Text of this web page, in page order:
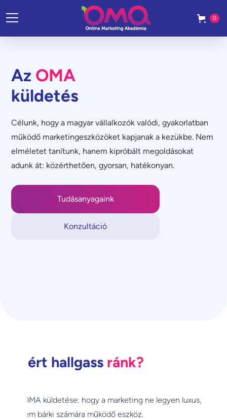
0
Az OMA
küldetés
Célunk, hogy a magyar vállalkozók valódi, gyakorlatban
működő marketingeszközöket kapjanak a kezükbe. Nem
elméletet tanítunk, hanem kipróbált megoldásokat
adunk át: közérthetően, gyorsan, hatékonyan.
Tudásanyagaink
Konzultáció
Miért hallgass ránk?
Az OMA küldetése: hogy a marketing ne legyen luxus,
hanem bárki számára működő eszköz.